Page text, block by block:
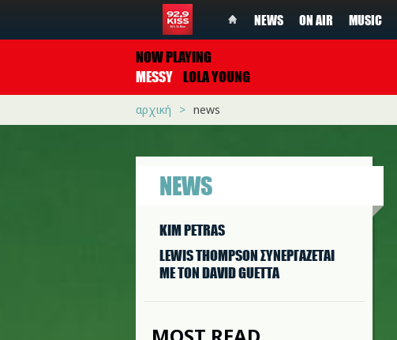
NEWS ON AIR MUSIC
NOW PLAYING
MESSY LOLA YOUNG
αρχική news
NEWS
KIM PETRAS
LEWIS THOMPSON ΣΥΝΕΡΓAΖΕΤΑΙ
ΜΕ ΤΟΝ DAVID GUETTA